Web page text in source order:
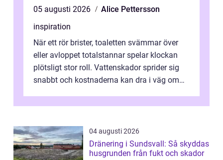
05 augusti 2026
Alice Pettersson
inspiration
När ett rör brister, toaletten svämmar över
eller avloppet totalstannar spelar klockan
plötsligt stor roll. Vattenskador sprider sig
snabbt och kostnaderna kan dra i väg om
04 augusti 2026
Dränering i Sundsvall: Så skyddas
husgrunden från fukt och skador